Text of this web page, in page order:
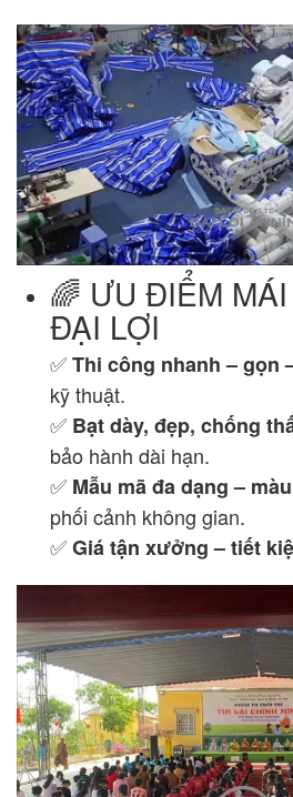
🌈 ƯU ĐIỂM
ĐẠI LỢI
✅Thi công nhanh – gọn
kỹ thuật.
✅ Bạt dày, đẹp, chống
bảo hành dài hạn.
✅ Mẫu mã đa dạng –
phối cảnh không gian.
✅Giá tận xưởng – tiết